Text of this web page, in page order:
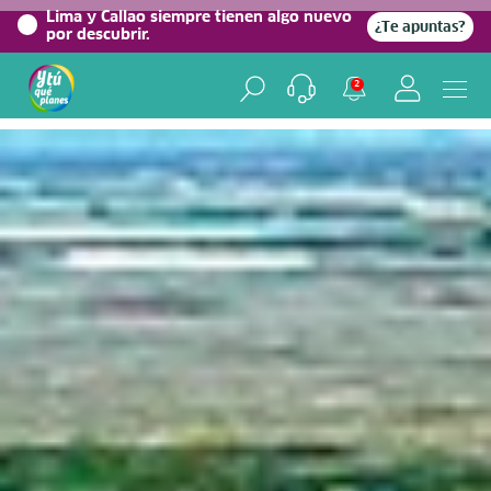
Lima y Callao siempre tienen algo nuevo
por descubrir.
¿Te apuntas?
2
Home/Blog viajero